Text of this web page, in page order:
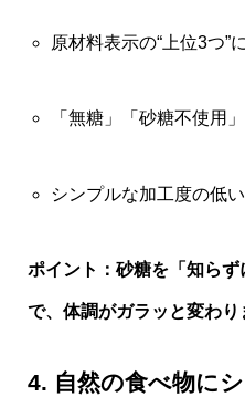
原材料表示の“上位3つ”
「無糖」「砂糖不使用
シンプルな加工度の低
ポイント：砂糖を「知ら
で、体調がガラッと変わり
4. 自然の食べ物に